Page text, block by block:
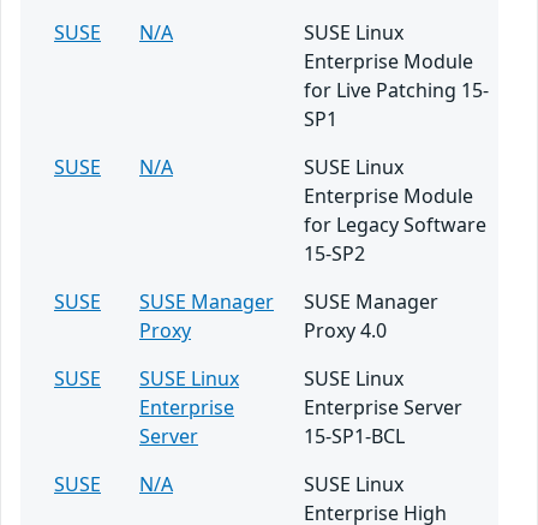
SUSE
N/A
SUSE Linux
Enterprise Module
for Live Patching 15-
SP1
SUSE
N/A
SUSE Linux
Enterprise Module
for Legacy Software
15-SP2
SUSE
SUSE Manager
Proxy
SUSE Manager
Proxy 4.0
SUSE
SUSE Linux
Enterprise
Server
SUSE Linux
Enterprise Server
15-SP1-BCL
SUSE
N/A
SUSE Linux
Enterprise High